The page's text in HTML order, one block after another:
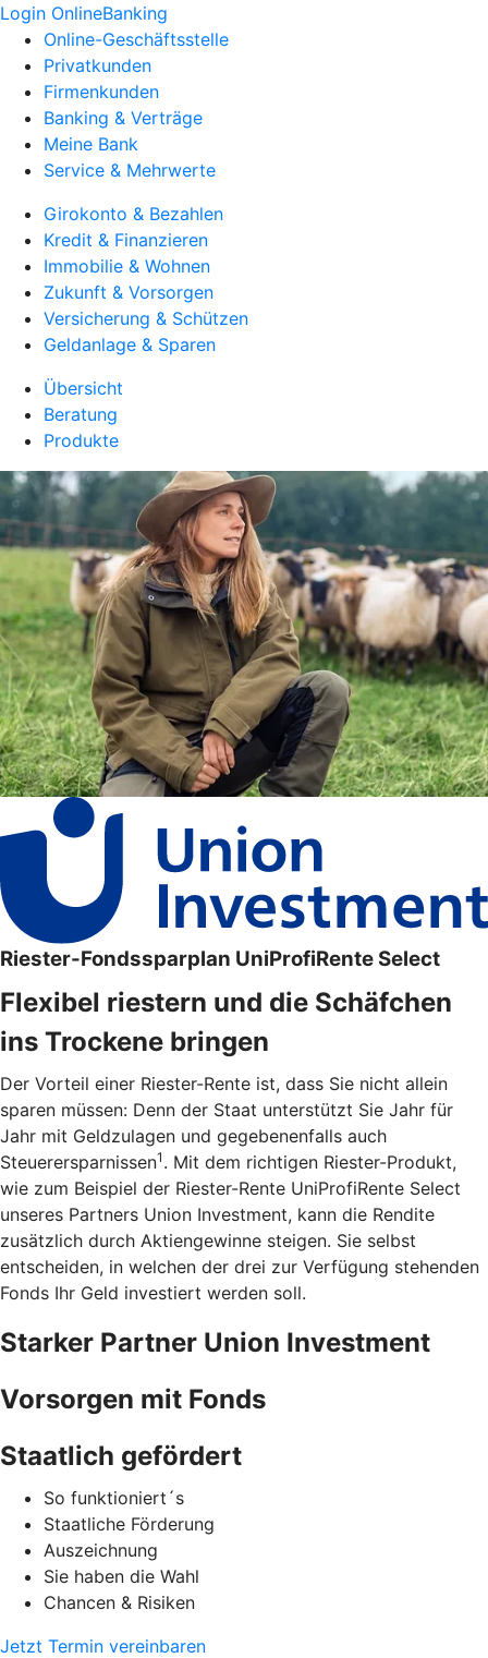
Login OnlineBanking
Online-Geschäftsstelle
Privatkunden
Firmenkunden
Banking & Verträge
Meine Bank
Service & Mehrwerte
Girokonto & Bezahlen
Kredit & Finanzieren
Immobilie & Wohnen
Zukunft & Vorsorgen
Versicherung & Schützen
Geldanlage & Sparen
Übersicht
Beratung
Produkte
Riester-Fondssparplan UniProfiRente Select
Flexibel riestern und die Schäfchen
ins Trockene bringen
Der Vorteil einer Riester-Rente ist, dass Sie nicht allein
sparen müssen: Denn der Staat unterstützt Sie Jahr für
Jahr mit Geldzulagen und gegebenenfalls auch
Steuerersparnissen1 . Mit dem richtigen Riester-Produkt,
wie zum Beispiel der Riester-Rente UniProfiRente Select
unseres Partners Union Investment, kann die Rendite
zusätzlich durch Aktiengewinne steigen. Sie selbst
entscheiden, in welchen der drei zur Verfügung stehenden
Fonds Ihr Geld investiert werden soll.
Starker Partner Union Investment
Vorsorgen mit Fonds
Staatlich gefördert
So funktioniert´s
Staatliche Förderung
Auszeichnung
Sie haben die Wahl
Chancen & Risiken
Jetzt Termin vereinbaren